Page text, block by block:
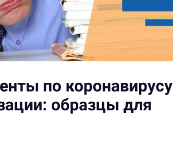
по коронавирусу
образцы для